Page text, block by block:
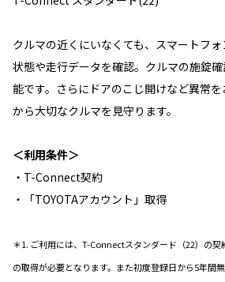
クルマの近くにいなくても、スマートフ
状態や走行データを確認。クルマの施錠
能です。さらにドアのこじ開けなど異常
から大切なクルマを見守ります。
＜利用条件＞
・T-Connect契約
・「TOYOTAアカウント」取得
＊1. ご利用には、T-Connectスタンダード（22）の契
の取得が必要となります。また初度登録日から5年間